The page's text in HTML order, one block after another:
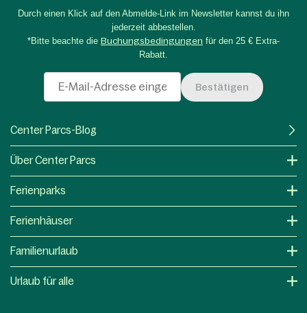
Durch einen Klick auf den Abmelde-Link im Newsletter kannst du ihn
jederzeit abbestellen.
*Bitte beachte die Buchungsbedingungen für den 25 € Extra-
Rabatt.
Bestätigen
Center Parcs-Blog
Über Center Parcs
Ferienparks
Ferienhäuser
Familienurlaub
Urlaub für alle